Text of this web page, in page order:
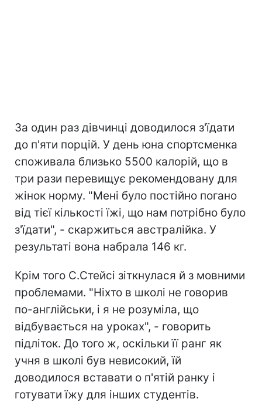
За один раз дівчинці доводилося з'їдати
до п'яти порцій. У день юна спортсменка
споживала близько 5500 калорій, що в
три рази перевищує рекомендовану для
жінок норму. "Мені було постійно погано
від тієї кількості їжі, що нам потрібно було
з'їдати", - скаржиться австралійка. У
результаті вона набрала 146 кг.
Крім того С.Стейсі зіткнулася й з мовними
проблемами. "Ніхто в школі не говорив
по-англійськи, і я не розуміла, що
відбувається на уроках", - говорить
підліток. До того ж, оскільки її ранг як
учня в школі був невисокий, їй
доводилося вставати о п'ятій ранку і
готувати їжу для інших студентів.